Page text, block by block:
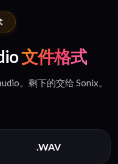
文件格式
。剩下的交给 Sonix。
.WAV